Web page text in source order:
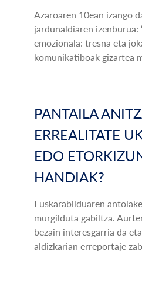
Azaroaren 10ean izango
jardunaldiaren izenburua:
emozionala: tresna eta
komunikatiboak gizartea
PANTAILA
ERREALITATE
EDO
HANDIAK?
Euskarabilduaren
murgilduta gabiltza.
bezain interesgarria da
aldizkarian erreportaje